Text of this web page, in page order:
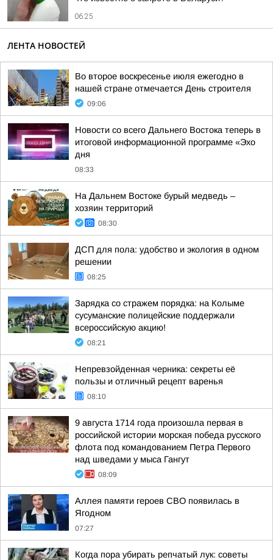
06:25
ЛЕНТА НОВОСТЕЙ
Во второе воскресенье июля ежегодно в
нашей стране отмечается День строителя
09:06
Новости со всего Дальнего Востока теперь в
итоговой информационной программе «Эхо
дня
08:33
На Дальнем Востоке бурый медведь –
хозяин территорий
08:30
ДСП для пола: удобство и экология в одном
решении
08:25
Зарядка со стражем порядка: на Колыме
сусуманские полицейские поддержали
всероссийскую акцию!
08:21
Непревзойденная черника: секреты её
пользы и отличный рецепт варенья
08:10
9 августа 1714 года произошла первая в
российской истории морская победа русского
флота под командованием Петра Первого
над шведами у мыса Гангут
08:09
Аллея памяти героев СВО появилась в
Ягодном
07:27
Когда пора убирать репчатый лук: советы